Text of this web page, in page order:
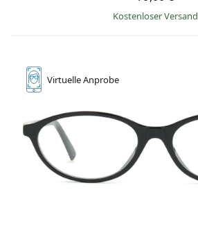
Kostenloser Versand
VirtuelleAnprobe